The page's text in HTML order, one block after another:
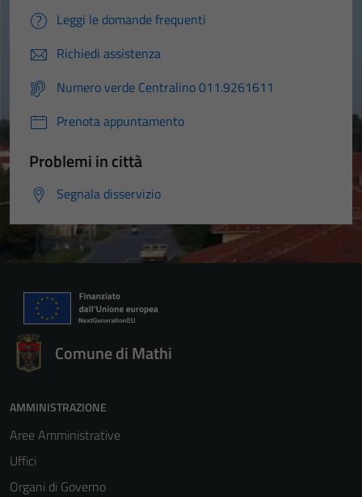
Leggi le domande frequenti
Richiedi assistenza
Numero verde Centralino 011.9261611
Prenota appuntamento
Problemi in città
Segnala disservizio
Comune di Mathi
AMMINISTRAZIONE
Aree Amministrative
Uffici
Organi di Governo